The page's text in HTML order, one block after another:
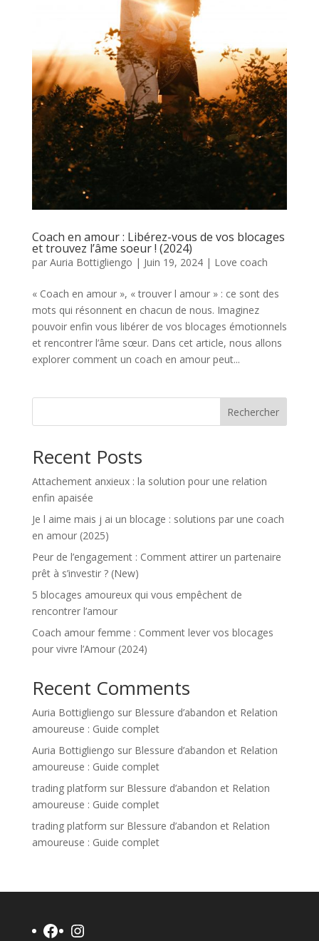
Coach en amour : Libérez-vous de vos blocages
et trouvez l’âme soeur ! (2024)
par Auria Bottigliengo | Juin 19, 2024| Love coach
« Coach en amour », « trouver l amour » : ce sont des
mots qui résonnent en chacun de nous. Imaginez
pouvoir enfin vous libérer de vos blocages émotionnels
et rencontrer l’âme sœur. Dans cet article, nous allons
explorer comment un coach en amour peut...
Rechercher
Recent Posts
Attachement anxieux : la solution pour une relation
enfin apaisée
Je l aime mais j ai un blocage : solutions par une coach
en amour (2025)
Peur de l’engagement : Comment attirer un partenaire
prêt à s’investir ? (New)
5 blocages amoureux qui vous empêchent de
rencontrer l’amour
Coach amour femme : Comment lever vos blocages
pour vivre l’Amour (2024)
Recent Comments
Auria Bottigliengo sur Blessure d’abandon et Relation
amoureuse : Guide complet
Auria Bottigliengo sur Blessure d’abandon et Relation
amoureuse : Guide complet
trading platform sur Blessure d’abandon et Relation
amoureuse : Guide complet
trading platform sur Blessure d’abandon et Relation
amoureuse : Guide complet
Facebook
Instagram